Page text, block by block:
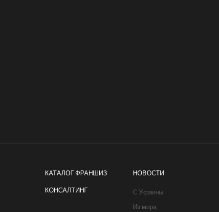
КАТАЛОГ ФРАНШИЗ
КОНСАЛТИНГ
НОВОСТИ
С Украины
Из мира